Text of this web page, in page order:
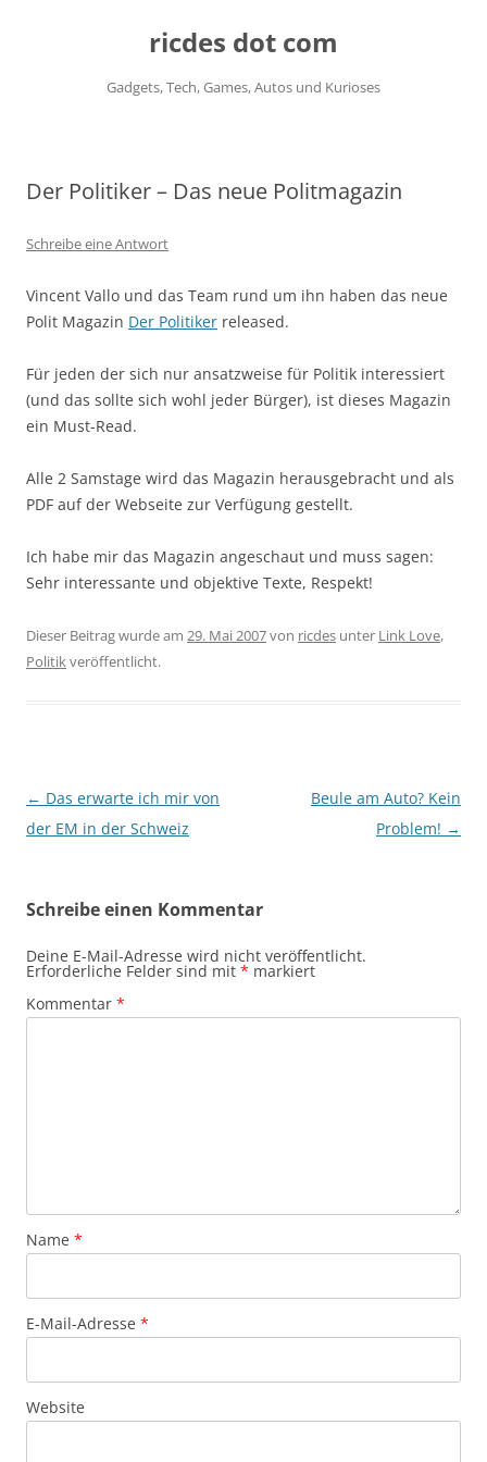
ricdes dot com
Gadgets, Tech, Games, Autos und Kurioses
Der Politiker – Das neue Politmagazin
Schreibe eine Antwort
Vincent Vallo und das Team rund um ihn haben das neue
Polit Magazin Der Politiker released.
Für jeden der sich nur ansatzweise für Politik interessiert
(und das sollte sich wohl jeder Bürger), ist dieses Magazin
ein Must-Read.
Alle 2 Samstage wird das Magazin herausgebracht und als
PDF auf der Webseite zur Verfügung gestellt.
Ich habe mir das Magazin angeschaut und muss sagen:
Sehr interessante und objektive Texte, Respekt!
Dieser Beitrag wurde am 29. Mai 2007von ricdes unter Link Love,
Politikveröffentlicht.
Beitragsnavigation
← Das erwarte ich mir von
der EM in der Schweiz
Beule am Auto? Kein
Problem! →
Schreibe einen Kommentar
Deine E-Mail-Adresse wird nicht veröffentlicht.
Erforderliche Felder sind mit * markiert
Kommentar *
Name *
E-Mail-Adresse *
Website